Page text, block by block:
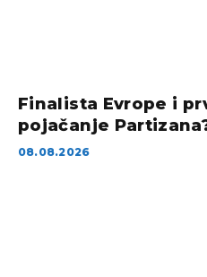
Finalista Evrope i
pojačanje
08.08.2026